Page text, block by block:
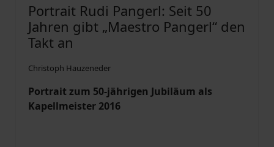
Portrait Rudi Pangerl: Seit 50
Jahren gibt „Maestro Pangerl“ den
Takt an
Christoph Hauzeneder
Portrait zum 50-jährigen Jubiläum als
Kapellmeister 2016